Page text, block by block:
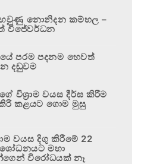
නොනිදන කම්හල –
විජේවර්ධන
පරම පදනම හෙවත්
දඬුවම
විශ්‍රාම වයස දීර්ඝ කිරීම
කළයට ගොම මුසු
වයස දිගු කිරීමේ 22
මහා
විරෝධයක් නෑ